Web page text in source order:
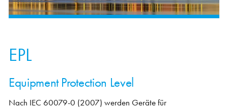
EPL
Equipment Protection Level
Nach IEC 60079-0 (2007) werden Geräte für